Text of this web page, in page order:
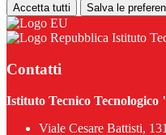
Accetta tutti Salva le
Istituto
Contatti
Istituto Tecnico
Viale Cesare Battisti,